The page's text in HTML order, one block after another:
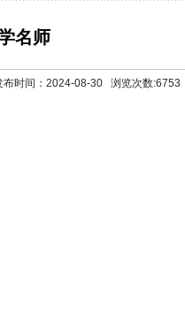
名师
布时间：2024-08-30 浏览次数:6753